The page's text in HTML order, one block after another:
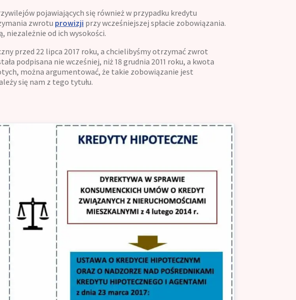
pojawiających się również w przypadku kredytu
zwrotu prowizji przy wcześniejszej spłacie zobowiązania.
niezależnie od ich wysokości.
przed 22 lipca 2017 roku, a chcielibyśmy otrzymać zwrot
podpisana nie wcześniej, niż 18 grudnia 2011 roku, a kwota
można argumentować, że takie zobowiązanie jest
się nam z tego tytułu.